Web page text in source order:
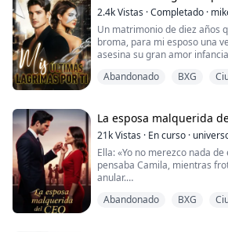
2.4kVistas ·Completado ·
Un matrimonio de diez años
broma, para mi esposo una
asesina su gran amor infancia, Leandro Nobis, un
importo someterme a las
hacer nada, pero eso se
Abandonado BXG
La esposa malquerida
21kVistas · En curso ·
Ella: «Yo no merezco nada de
pensaba Camila, mientras
anular.
Él: «Y, Camila... ajena a todo
Abandonado BXG